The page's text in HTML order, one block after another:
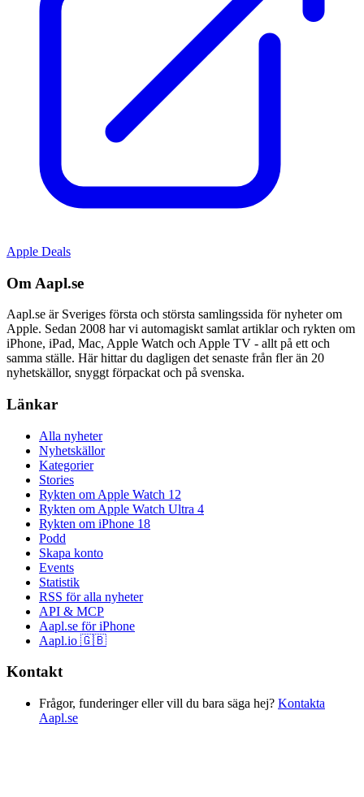
Apple Deals
Om Aapl.se
Aapl.se är Sveriges första och största samlingssida för nyheter om
Apple. Sedan 2008 har vi automagiskt samlat artiklar och rykten om
iPhone, iPad, Mac, Apple Watch och Apple TV - allt på ett och
samma ställe. Här hittar du dagligen det senaste från fler än 20
nyhetskällor, snyggt förpackat och på svenska.
Länkar
Alla nyheter
Nyhetskällor
Kategorier
Stories
Rykten om Apple Watch 12
Rykten om Apple Watch Ultra 4
Rykten om iPhone 18
Podd
Skapa konto
Events
Statistik
RSS för alla nyheter
API & MCP
Aapl.se för iPhone
Aapl.io 🇬🇧
Kontakt
Frågor, funderinger eller vill du bara säga hej? Kontakta
Aapl.se